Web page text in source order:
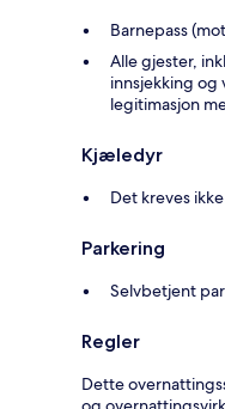
Barnepass
Alle gjester,
innsjekking og
legitimasjon
Kjæledyr
Det kreves
Parkering
Selvbetjent
Regler
Dette